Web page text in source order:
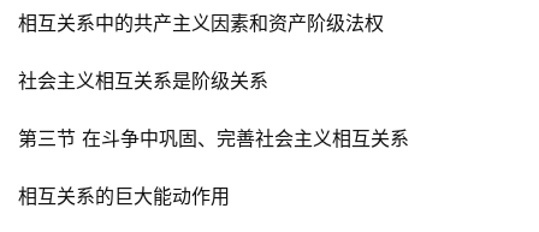
相互关系中的共产主义因素和资产阶级法权
社会主义相互关系是阶级关系
第三节 在斗争中巩固、完善社会主义相互关系
相互关系的巨大能动作用